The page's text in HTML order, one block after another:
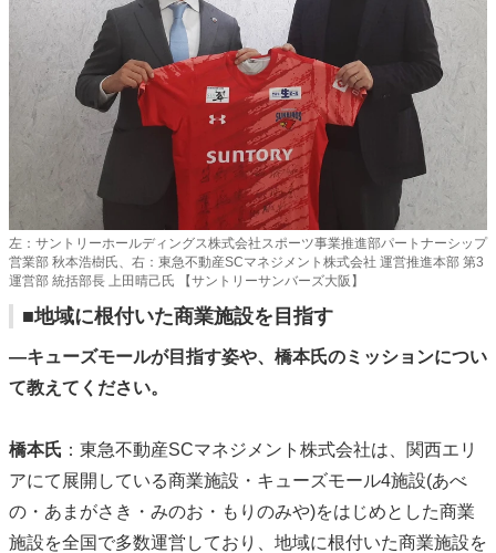
左：サントリーホールディングス株式会社スポーツ事業推進部パートナーシップ
営業部 秋本浩樹氏、右：東急不動産SCマネジメント株式会社 運営推進本部 第3
運営部 統括部長 上田晴己氏 【サントリーサンバーズ大阪】
■地域に根付いた商業施設を目指す
―キューズモールが目指す姿や、橋本氏のミッションについ
て教えてください。
橋本氏 ：東急不動産SCマネジメント株式会社は、関西エリ
アにて展開している商業施設・キューズモール4施設(あべ
の・あまがさき・みのお・もりのみや)をはじめとした商業
施設を全国で多数運営しており、地域に根付いた商業施設を